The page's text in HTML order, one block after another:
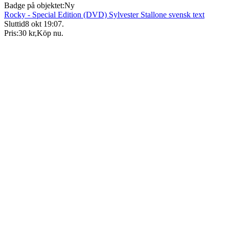
Badge på objektet:Ny
Rocky - Special Edition (DVD) Sylvester Stallone svensk text
Sluttid8 okt 19:07.
Pris:30 kr,Köp nu.